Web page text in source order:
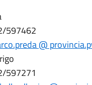
597462
@
597271